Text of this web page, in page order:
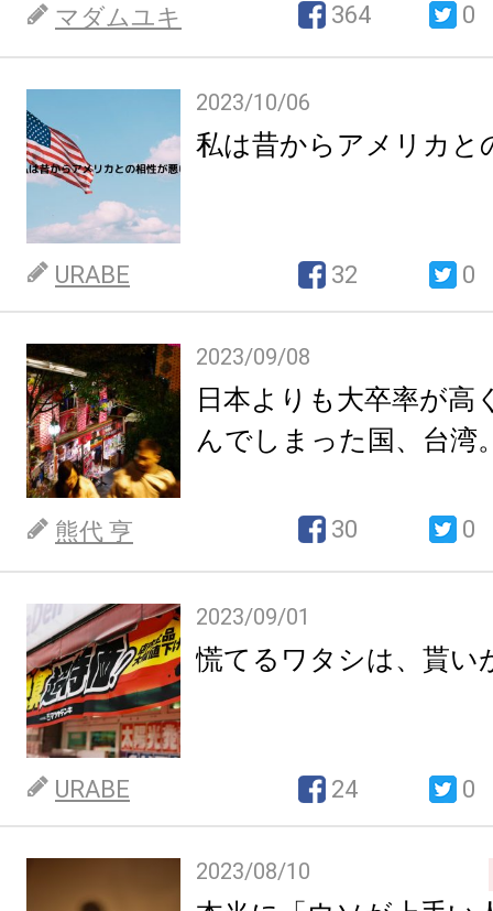
マダムユキ 364 0
2023/10/06
私は昔からアメリカと
URABE 32 0
2023/09/08
日本よりも大卒率が高
んでしまった国、台湾
熊代 亨 30 0
2023/09/01
慌てるワタシは、貰い
URABE 24 0
2023/08/10